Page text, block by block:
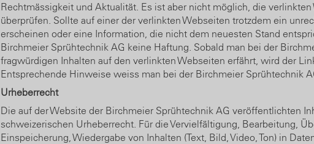
Rechtmässigkeit und Aktualität. Es ist aber nicht möglich, die
überprüfen. Sollte auf einer der verlinkten Webseiten trotzdem ein
erscheinen oder eine Information, die nicht dem neuesten Stand
Birchmeier Sprühtechnik AG keine Haftung. Sobald man bei der
fragwürdigen Inhalten auf den verlinkten Webseiten erfährt, wird der
Entsprechende Hinweise weiss man bei der Birchmeier Sprühtechnik
Urheberrecht
Die auf der Website der Birchmeier Sprühtechnik AG veröffentlichten
schweizerischen Urheberrecht. Für die Vervielfältigung, Bearbeitung,
Einspeicherung, Wiedergabe von Inhalten (Text, Bild, Video, Ton) in